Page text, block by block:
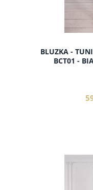
BLUZKA -
BCT01 -